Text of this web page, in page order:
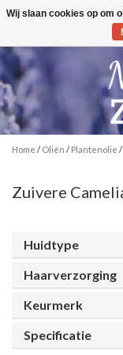
Toggle
Home / Oliën / Plantenolie /
Zuivere
Huidtype
Haarverzorging
Keurmerk
Specificatie
Wij slaan cookies op om